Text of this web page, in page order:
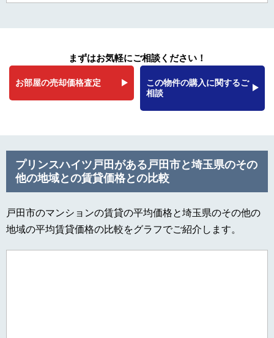
まずはお気軽にご相談ください！
お部屋の売却価格査定
この物件の購入に関するご
相談
プリンスハイツ戸田がある戸田市と埼玉県のその
他の地域との賃貸価格との比較
戸田市のマンションの賃貸の平均価格と埼玉県のその他の
地域の平均賃貸価格の比較をグラフでご紹介します。